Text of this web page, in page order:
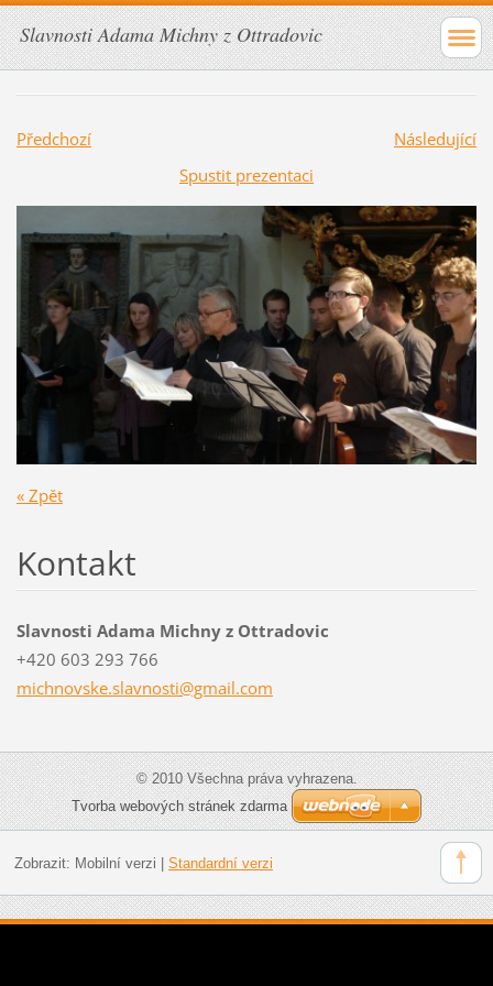
Slavnosti Adama Michny z Ottradovic
Předchozí
Následující
Spustit prezentaci
« Zpět
Kontakt
Slavnosti Adama Michny z Ottradovic
+420 603 293 766
michnovske.slavnosti@gmail.com
© 2010 Všechna práva vyhrazena.
Tvorba webových stránek zdarma
Zobrazit: Mobilní verzi Standardní verzi